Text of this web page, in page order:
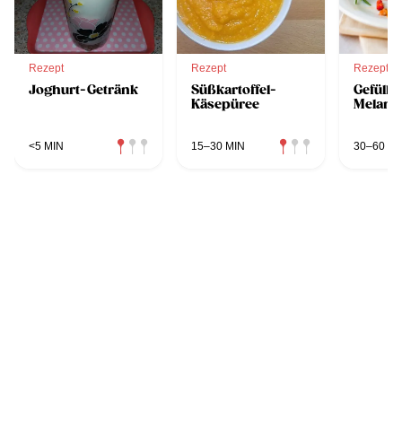
Rezept
Joghurt-Getränk
<5 MIN
Rezept
Süßkartoffel-
Käsepüree
15–30 MIN
Rezept
30–60